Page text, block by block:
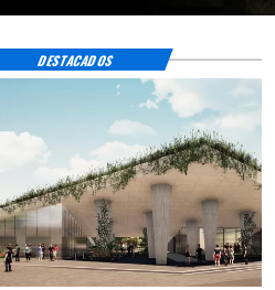
DESTACADOS